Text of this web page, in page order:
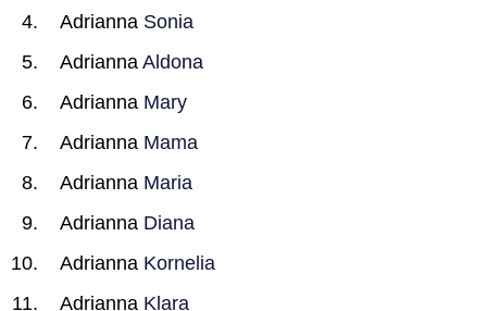
Adrianna Sonia
Adrianna Aldona
Adrianna Mary
Adrianna Mama
Adrianna Maria
Adrianna Diana
Adrianna Kornelia
Adrianna Klara